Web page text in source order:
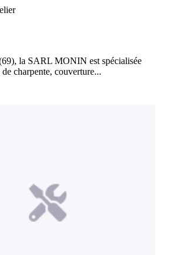
la SARL MONIN est spécialisée
charpente, couverture...